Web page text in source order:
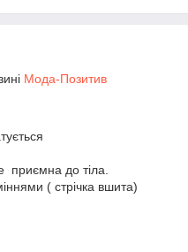
Мода-Позитив
приємна до тіла.
( стрічка вшита)